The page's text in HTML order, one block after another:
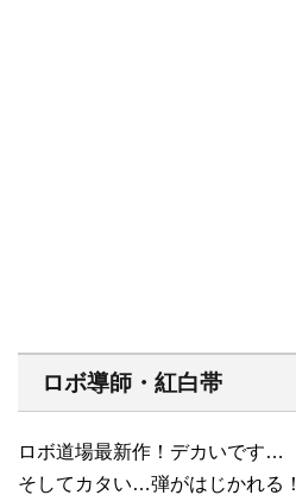
ロボ導師・紅白帯
ロボ道場最新作！デカいです…
そしてカタい…弾がはじかれる！